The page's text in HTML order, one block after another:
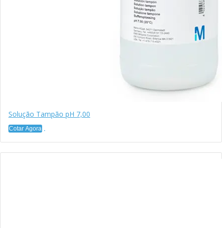
Solução Tampão pH 7,00
Cotar Agora